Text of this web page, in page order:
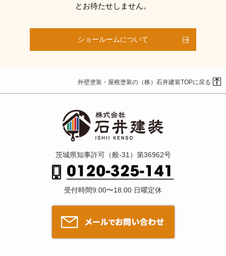
とお待たせしません。
ショールームについて
外壁塗装・屋根塗装の（株）石井建装TOPに戻る
茨城県知事許可（般-31）第36962号
受付時間9:00〜18:00 日曜定休